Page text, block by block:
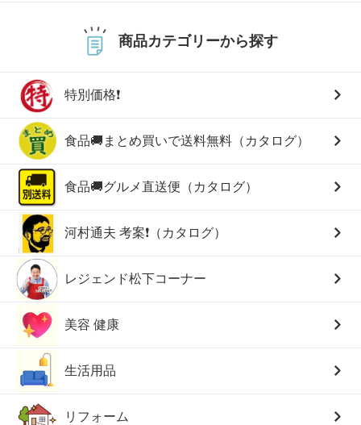
商品カテゴリーから探す
特別価格❗
食品🚚まとめ買いで送料無料（カタログ）
食品🚚グルメ直送便（カタログ）
河村通夫 考案❗（カタログ）
レジェンド松下コーナー
美容 健康
生活用品
リフォーム